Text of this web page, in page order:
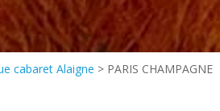
cabaret Alaigne > PARIS CHAMPAGNE